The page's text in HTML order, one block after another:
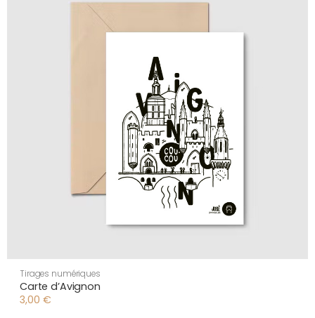
Tirages numériques
Carte d’Avignon
3,00 €